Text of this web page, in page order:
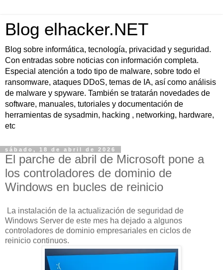
Blog elhacker.NET
Blog sobre informática, tecnología, privacidad y seguridad.
Con entradas sobre noticias con información completa.
Especial atención a todo tipo de malware, sobre todo el
ransomware, ataques DDoS, temas de IA, así como análisis
de malware y spyware. También se tratarán novedades de
software, manuales, tutoriales y documentación de
herramientas de sysadmin, hacking , networking, hardware,
etc
sábado, 18 de abril de 2026
El parche de abril de Microsoft pone a
los controladores de dominio de
Windows en bucles de reinicio
La instalación de la actualización de seguridad de
Windows Server de este mes ha dejado a algunos
controladores de dominio empresariales en ciclos de
reinicio continuos.